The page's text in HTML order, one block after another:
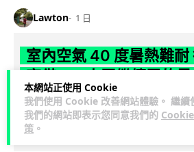
本網站正使用 Cookie
我們使用 Cookie 改善網站體驗。 繼續
我們的網站即表示您同意我們的
策 。
Lawton 1 日
室內空氣 40 度暑熱難耐
率僅 3% 大眾繼續忍的
德國今夏持續熱浪，空調普及率僅 3%
全年因高溫死亡人數已升至約 9,800 人
抗拒安裝空調背後...